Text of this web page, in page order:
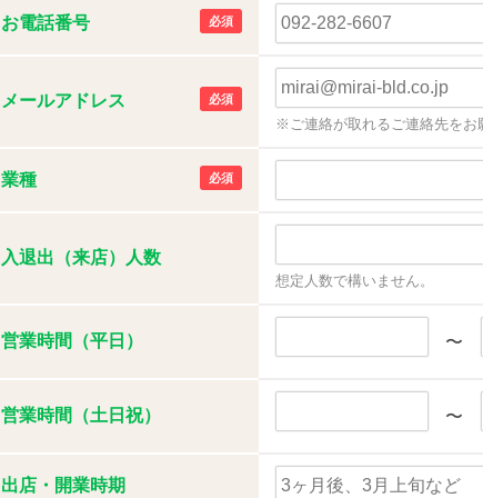
お電話番号 必須
メールアドレス 必須
※ご連絡が取れるご連絡先をお
業種 必須
入退出（来店）人数
想定人数で構いません。
営業時間（平日） 〜
営業時間（土日祝） 〜
出店・開業時期